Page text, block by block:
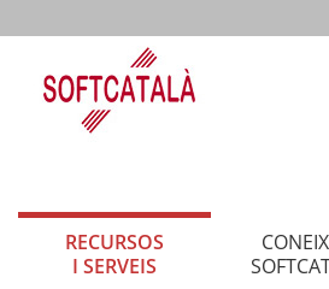
RECURSOS
I SERVEIS